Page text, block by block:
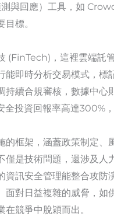
與回應）工具，如
標。
(FinTech)，這裡雲端託
能即時分析交易模式，
持續合規審核，數據中
投資回報率高達300%，
的框架，涵蓋政策制定
僅是技術問題，還涉及
資訊安全管理能整合攻
面對日益複雜的威脅，
競爭中脫穎而出。